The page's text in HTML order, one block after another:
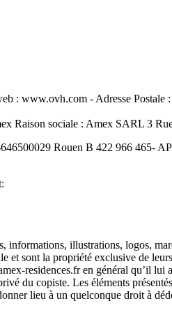
: www.ovh.com - Adresse
Raison sociale : Amex SARL 3
Rouen B 422 966 465-
informations, illustrations, logos,
et sont la propriété exclusive de
residences.fr en général qu’il
du copiste. Les éléments
lieu à un quelconque droit à